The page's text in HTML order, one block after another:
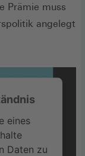
Prämie muss
angelegt
eines
Daten zu